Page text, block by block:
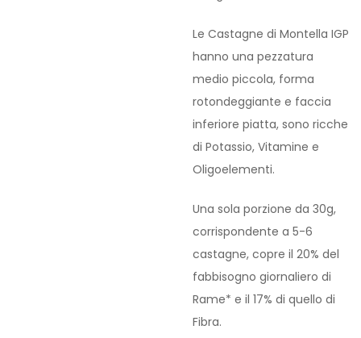
Le Castagne di Montella IGP
hanno una pezzatura
medio piccola, forma
rotondeggiante e faccia
inferiore piatta, sono ricche
di Potassio, Vitamine e
Oligoelementi.
Una sola porzione da 30g,
corrispondente a 5-6
castagne, copre il 20% del
fabbisogno giornaliero di
Rame* e il 17% di quello di
Fibra.